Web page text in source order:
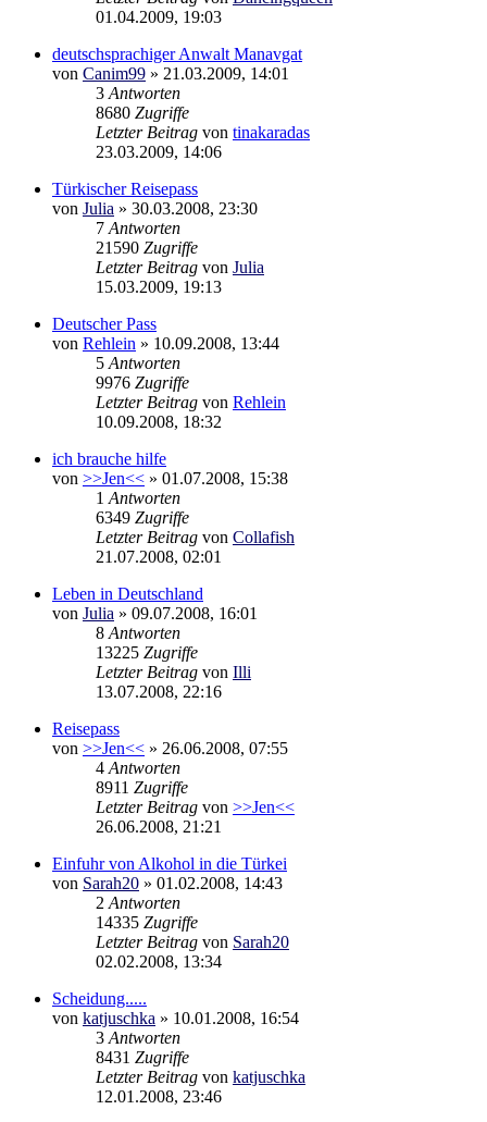
01.04.2009, 19:03
deutschsprachiger Anwalt Manavgat
von Canim99 » 21.03.2009, 14:01
3 Antworten
8680 Zugriffe
Letzter Beitrag von tinakaradas
23.03.2009, 14:06
Türkischer Reisepass
von Julia » 30.03.2008, 23:30
7 Antworten
21590 Zugriffe
Letzter Beitrag von Julia
15.03.2009, 19:13
Deutscher Pass
von Rehlein » 10.09.2008, 13:44
5 Antworten
9976 Zugriffe
Letzter Beitrag von Rehlein
10.09.2008, 18:32
ich brauche hilfe
von >>Jen<< » 01.07.2008, 15:38
1 Antworten
6349 Zugriffe
Letzter Beitrag von Collafish
21.07.2008, 02:01
Leben in Deutschland
von Julia » 09.07.2008, 16:01
8 Antworten
13225 Zugriffe
Letzter Beitrag von Illi
13.07.2008, 22:16
Reisepass
von >>Jen<< » 26.06.2008, 07:55
4 Antworten
8911 Zugriffe
Letzter Beitrag von >>Jen<<
26.06.2008, 21:21
Einfuhr von Alkohol in die Türkei
von Sarah20 » 01.02.2008, 14:43
2 Antworten
14335 Zugriffe
Letzter Beitrag von Sarah20
02.02.2008, 13:34
Scheidung.....
von katjuschka » 10.01.2008, 16:54
3 Antworten
8431 Zugriffe
Letzter Beitrag von katjuschka
12.01.2008, 23:46